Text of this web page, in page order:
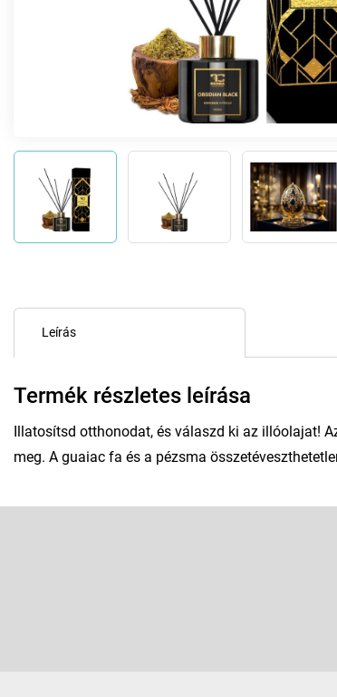
Leírás
Termék részletes leírása
Illatosítsd otthonodat, és válaszd ki az illóolajat!
meg. A guaiac fa és a pézsma